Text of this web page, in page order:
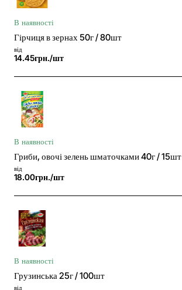
В наявності
Гірчиця в зернах 50г / 80шт
від
14.45грн./шт
В наявності
Гриби, овочі зелень шматочками 40г / 15шт
від
18.00грн./шт
В наявності
Грузинська 25г / 100шт
від